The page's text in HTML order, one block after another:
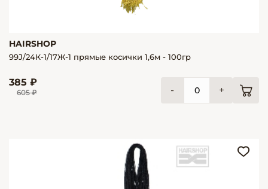
HAIRSHOP
99J/24К-1/17Ж-1 прямые косички 1,6м - 100гр
385 ₽
605 ₽ - +